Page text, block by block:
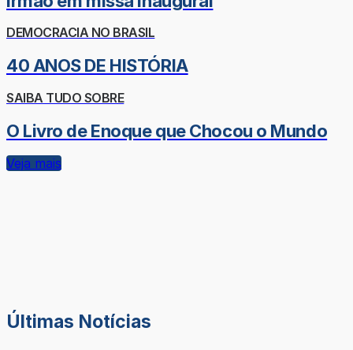
DEMOCRACIA NO BRASIL
40 ANOS DE HISTÓRIA
SAIBA TUDO SOBRE
O Livro de Enoque que Chocou o Mundo
Veja mais
Últimas Notícias